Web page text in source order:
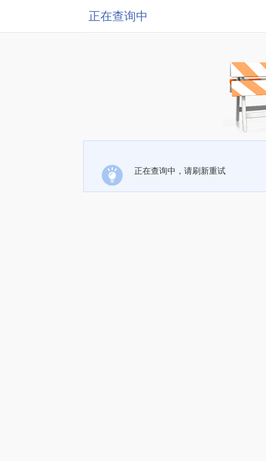
正在查询中
正在查询中，请刷新重试